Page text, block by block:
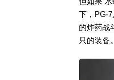
下，PG-
的炸药战
只的装备。